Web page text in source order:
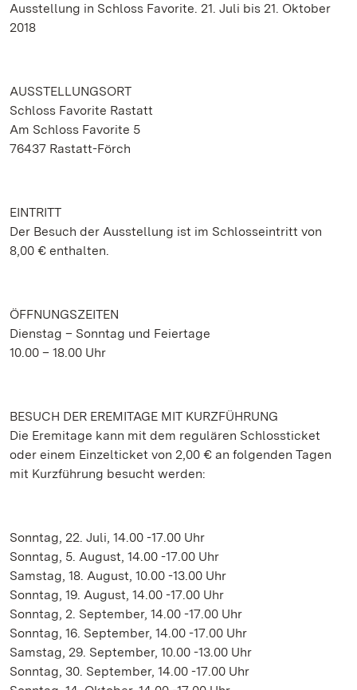
Ausstellung in Schloss Favorite. 21. Juli bis 21. Oktober
2018
AUSSTELLUNGSORT
Schloss Favorite Rastatt
Am Schloss Favorite 5
76437 Rastatt-Förch
EINTRITT
Der Besuch der Ausstellung ist im Schlosseintritt von
8,00 € enthalten.
ÖFFNUNGSZEITEN
Dienstag – Sonntag und Feiertage
10.00 – 18.00 Uhr
BESUCH DER EREMITAGE MIT KURZFÜHRUNG
Die Eremitage kann mit dem regulären Schlossticket
oder einem Einzelticket von 2,00 € an folgenden Tagen
mit Kurzführung besucht werden:
Sonntag, 22. Juli, 14.00 -17.00 Uhr
Sonntag, 5. August, 14.00 -17.00 Uhr
Samstag, 18. August, 10.00 -13.00 Uhr
Sonntag, 19. August, 14.00 -17.00 Uhr
Sonntag, 2. September, 14.00 -17.00 Uhr
Sonntag, 16. September, 14.00 -17.00 Uhr
Samstag, 29. September, 10.00 -13.00 Uhr
Sonntag, 30. September, 14.00 -17.00 Uhr